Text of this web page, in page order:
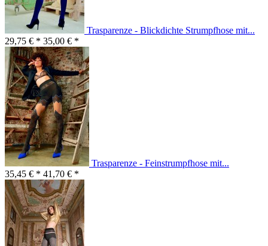
Trasparenze - Blickdichte Strumpfhose mit...
29,75 € * 35,00 € *
Trasparenze - Feinstrumpfhose mit...
35,45 € * 41,70 € *